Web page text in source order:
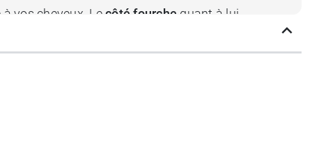
vos cheveux. Lecôté fourche quant à lui,